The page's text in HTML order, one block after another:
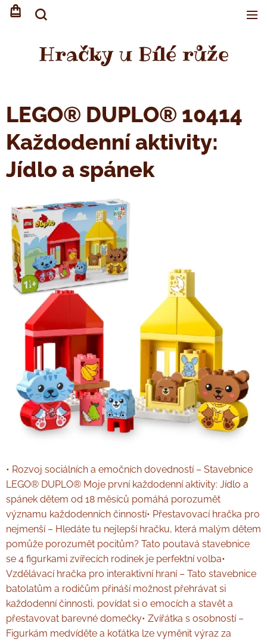
Hračky u Bílé růže
LEGO® DUPLO® 10414
Každodenní aktivity:
Jídlo a spánek
• Rozvoj sociálních a emočních dovedností – Stavebnice
LEGO® DUPLO® Moje první každodenní aktivity: Jídlo a
spánek dětem od 18 měsíců pomáhá porozumět
významu každodenních činností• Přestavovací hračka pro
nejmenší – Hledáte tu nejlepší hračku, která malým dětem
pomůže porozumět pocitům? Tato poutavá stavebnice
se 4 figurkami zvířecích rodinek je perfektní volba•
Vzdělávací hračka pro interaktivní hraní – Tato stavebnice
batolatům a rodičům přináší možnost přehrávat si
každodenní činnosti, povídat si o emocích a stavět a
přestavovat barevné domečky• Zvířátka s osobností –
Figurkám medvíděte a koťátka lze vyměnit výraz za